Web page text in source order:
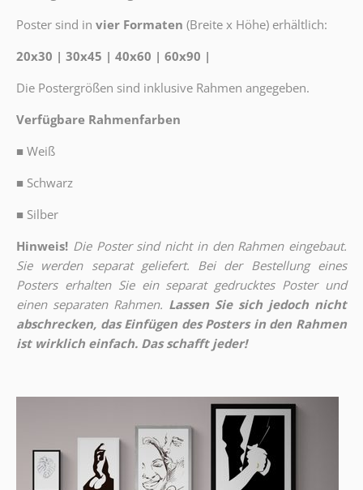
Poster sind in vier Formaten (Breite x Höhe) erhältlich:
20x30 | 30x45 | 40x60 | 60x90 |
Die Postergrößen sind inklusive Rahmen angegeben.
Verfügbare Rahmenfarben
■ Weiß
■ Schwarz
■ Silber
Hinweis! Die Poster sind nicht in den Rahmen eingebaut.
Sie werden separat geliefert. Bei der Bestellung eines
Posters erhalten Sie ein separat gedrucktes Poster und
einen separaten Rahmen. Lassen Sie sich jedoch nicht
abschrecken, das Einfügen des Posters in den Rahmen
ist wirklich einfach. Das schafft jeder!